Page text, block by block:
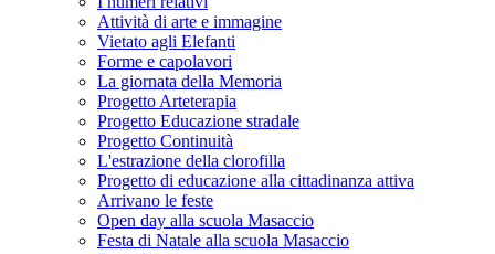
Attività di arte e immagine
Vietato agli Elefanti
Forme e capolavori
La giornata della Memoria
Progetto Arteterapia
Progetto Educazione stradale
Progetto Continuità
L'estrazione della clorofilla
Progetto di educazione alla cittadinanza attiva
Arrivano le feste
Open day alla scuola Masaccio
Festa di Natale alla scuola Masaccio